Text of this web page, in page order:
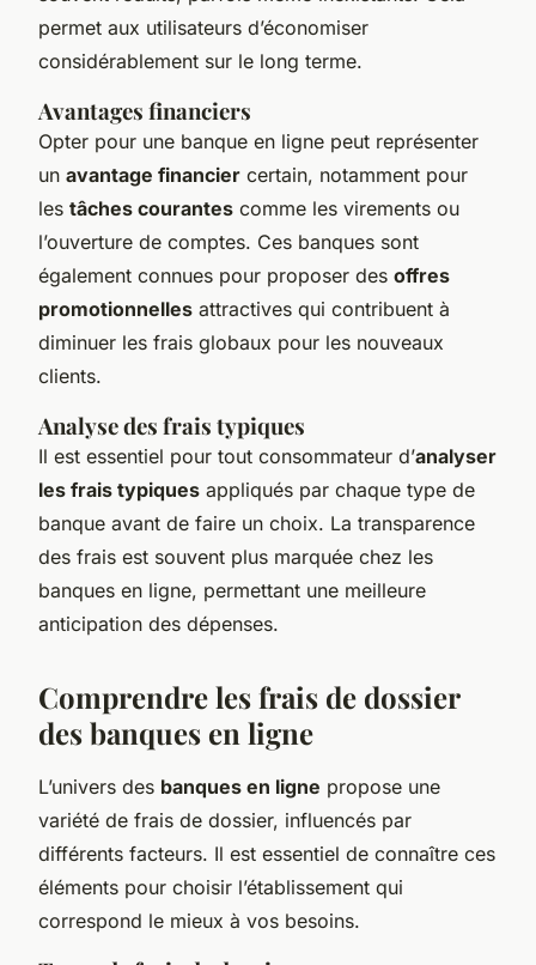
permet aux utilisateurs d’économiser
considérablement sur le long terme.
Avantages financiers
Opter pour une banque en ligne peut représenter
un avantage financier certain, notamment pour
les tâches courantes comme les virements ou
l’ouverture de comptes. Ces banques sont
également connues pour proposer des offres
promotionnelles attractives qui contribuent à
diminuer les frais globaux pour les nouveaux
clients.
Analyse des frais typiques
Il est essentiel pour tout consommateur d’analyser
les frais typiques appliqués par chaque type de
banque avant de faire un choix. La transparence
des frais est souvent plus marquée chez les
banques en ligne, permettant une meilleure
anticipation des dépenses.
Comprendre les frais de dossier
des banques en ligne
L’univers des banques en ligne propose une
variété de frais de dossier, influencés par
différents facteurs. Il est essentiel de connaître ces
éléments pour choisir l’établissement qui
correspond le mieux à vos besoins.